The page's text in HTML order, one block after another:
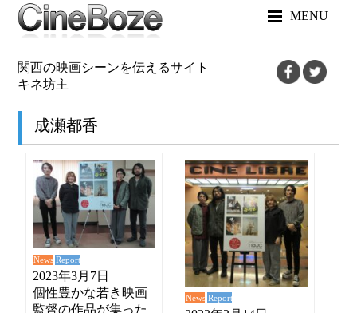
MENU
関西の映画シーンを伝えるサイト
キネ坊主
成瀬都香
News Report
2023年3月7日
個性豊かな若き映画
監督の作品が集った
News Report